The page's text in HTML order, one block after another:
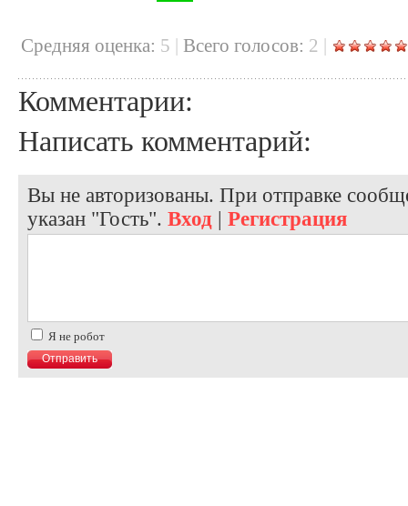
Cредняя оценка: 5 | Всего голосов: 2 |
Комментарии:
Написать комментарий:
Вы не авторизованы. При отправке
указан "Гость". Вход | Регистрация
Я не робот